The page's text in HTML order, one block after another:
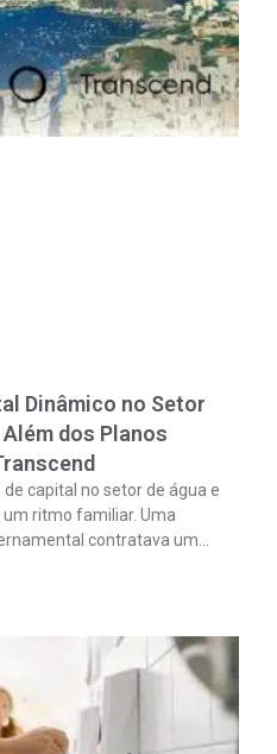
Dinâmico no Setor
dos Planos
capital no setor de água e
ritmo familiar. Uma
contratava um